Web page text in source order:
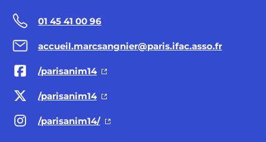
01 45 41 00 96
accueil.marcsangnier@paris.ifac.asso.fr
/parisanim14
/parisanim14
/parisanim14/